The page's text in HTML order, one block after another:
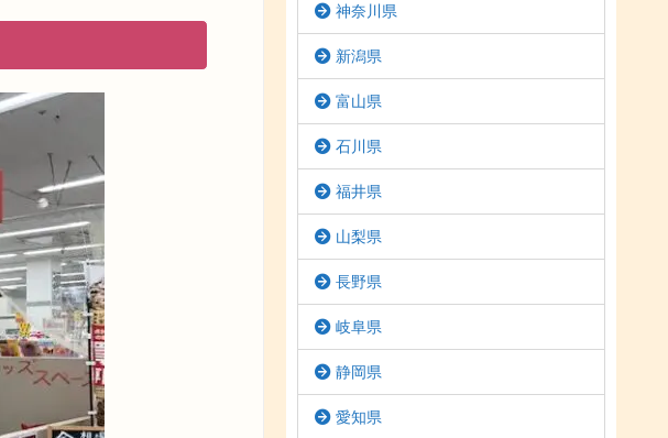
神奈川県
新潟県
富山県
石川県
福井県
山梨県
長野県
岐阜県
静岡県
愛知県